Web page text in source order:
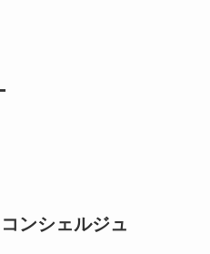
ンシェルジュ